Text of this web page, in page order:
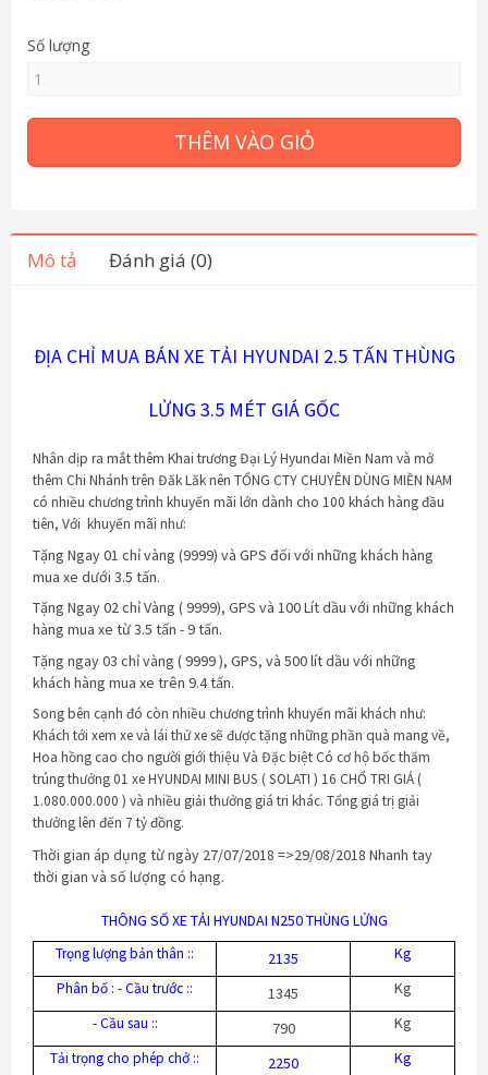
Số lượng
THÊM VÀO GIỎ
Mô tả Đánh giá (0)
ĐỊA CHỈ MUA BÁN XE TẢI HYUNDAI 2.5 TẤN THÙNG
LỬNG 3.5 MÉT GIÁ GỐC
Nhân dịp ra mắt thêm Khai trương Đại Lý Hyundai Miền Nam và mở
thêm Chi Nhánh trên Đăk Lăk nên TỔNG CTY CHUYÊN DÙNG MIỀN NAM
có nhiều chương trình khuyến mãi lớn dành cho 100 khách hàng đầu
tiên, Với khuyến mãi như:
Tặng Ngay 01 chỉ vàng (9999) và GPS đối với những khách hàng
mua xe dưới 3.5 tấn.
Tặng Ngay 02 chỉ Vàng ( 9999), GPS và 100 Lít dầu với những khách
hàng mua xe từ 3.5 tấn - 9 tấn.
Tặng ngay 03 chỉ vàng ( 9999 ), GPS, và 500 lít dầu với những
khách hàng mua xe trên 9.4 tấn.
Song bên cạnh đó còn nhiều chương trình khuyến mãi khách như:
Khách tới xem xe và lái thử xe sẽ được tặng những phần quà mang về,
Hoa hồng cao cho người giới thiệu Và Đặc biệt Có cơ hộ bốc thăm
trúng thưởng 01 xeHYUNDAI MINI BUS ( SOLATI ) 16 CHỔ TRI GIÁ (
1.080.000.000 ) và nhiều giải thưởng giá tri khác. Tổng giá trị giải
thưởng lên đến 7 tỷ đồng.
Thời gian áp dụng từ ngày 27/07/2018 =>29/08/2018 Nhanh tay
thời gian và số lượng có hạng.
THÔNG SỐ XE TẢI HYUNDAI N250 THÙNG LỬNG
Trọng lượng bản thân :: 2135 Kg
Phân bố : - Cầu trước :: 1345 Kg
- Cầu sau :: 790 Kg
Tải trọng cho phép chở :: 2250
Kg